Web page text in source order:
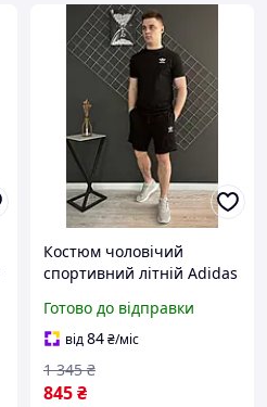
Костюм чоловічий
спортивний літній Adidas
Адідас хорошої якості
красиві
Готово до відправки
від84₴/міс
845₴
1 345 ₴